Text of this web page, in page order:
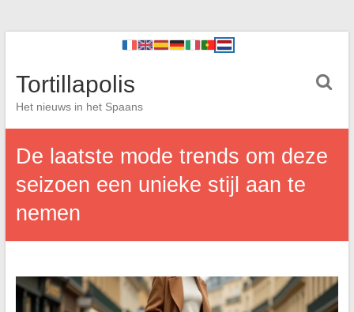
Tortillapolis
Het nieuws in het Spaans
De laatste mode trends om deze
seizoen een unieke stijl aan te
nemen